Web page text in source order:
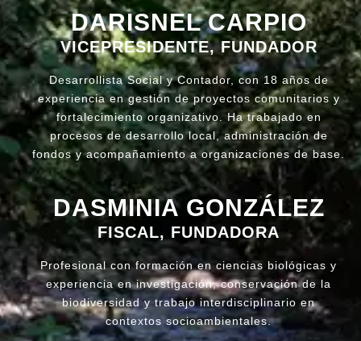
DARISNEL CARPIO
VICEPRESIDENTE, FUNDADOR
Desarrollista Social y Contador, con 18 años de
experiencia en gestión de proyectos comunitarios y
fortalecimiento organizativo. Ha trabajado en
procesos de desarrollo local, administración de
fondos y acompañamiento a organizaciones de base.
DASMINIA GONZÁLEZ
FISCAL, FUNDADORA
Profesional con formación en ciencias biológicas y
experiencia en investigación, conservación de la
biodiversidad y trabajo interdisciplinario en
contextos socioambientales.